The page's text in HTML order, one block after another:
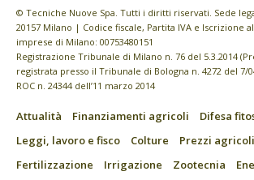
© Tecniche Nuove Spa. Tutti i diritti riservati. Sede
20157 Milano | Codice fiscale, Partita IVA e Iscrizione
imprese di Milano: 00753480151
Registrazione Tribunale di Milano n. 76 del 5.3.2014
registrata presso il Tribunale di Bologna n. 4272 del 7/
ROC n. 24344 dell’11 marzo 2014
Attualità Finanziamenti agricoli
Difesa
Leggi, lavoro e fisco
Colture
Prezzi
Fertilizzazione
Irrigazione Zootecnia